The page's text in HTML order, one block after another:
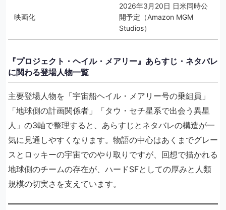
映画化
2026年3月20日 日米同時公
開予定（Amazon MGM
Studios）
『プロジェクト・ヘイル・メアリー』あらすじ・ネタバレ
に関わる登場人物一覧
主要登場人物を「宇宙船ヘイル・メアリー号の乗組員」
「地球側の計画関係者」「タウ・セチ星系で出会う異星
人」の3軸で整理すると、あらすじとネタバレの構造が一
気に見通しやすくなります。物語の中心はあくまでグレー
スとロッキーの宇宙でのやり取りですが、回想で描かれる
地球側のチームの存在が、ハードSFとしての厚みと人類
規模の切実さを支えています。